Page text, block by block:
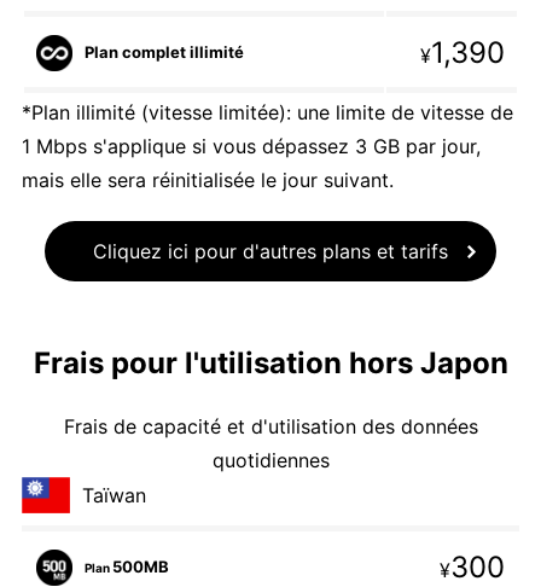
Plan complet illimité ¥1,390
*Plan illimité (vitesse limitée): une limite de vitesse de
1 Mbps s'applique si vous dépassez 3 GB par jour,
mais elle sera réinitialisée le jour suivant.
Cliquez ici pour d'autres plans et tarifs
Frais pour l'utilisation hors Japon
Frais de capacité et d'utilisation des données
quotidiennes
Taïwan
Plan 500MB ¥300